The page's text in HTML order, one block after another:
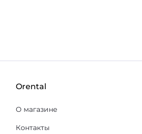
Orental
О магазине
Контакты